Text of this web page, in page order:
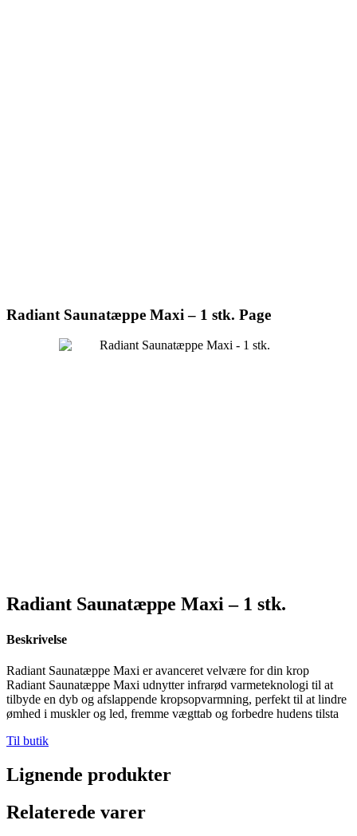
Radiant Saunatæppe Maxi – 1 stk. Page
Radiant Saunatæppe Maxi – 1 stk.
Beskrivelse
Radiant Saunatæppe Maxi er avanceret velvære for din krop
Radiant Saunatæppe Maxi udnytter infrarød varmeteknologi til at
tilbyde en dyb og afslappende kropsopvarmning, perfekt til at lindre
ømhed i muskler og led, fremme vægttab og forbedre hudens tilsta
Til butik
Lignende produkter
Relaterede varer